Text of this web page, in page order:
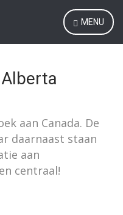
MENU
aan Canada. De
daarnaast staan
aan
centraal!